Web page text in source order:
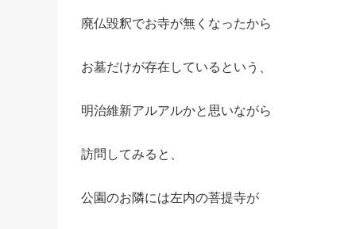
廃仏毀釈でお寺が無くなったから
お墓だけが存在しているという、
明治維新アルアルかと思いながら
訪問してみると、
公園のお隣には左内の菩提寺が